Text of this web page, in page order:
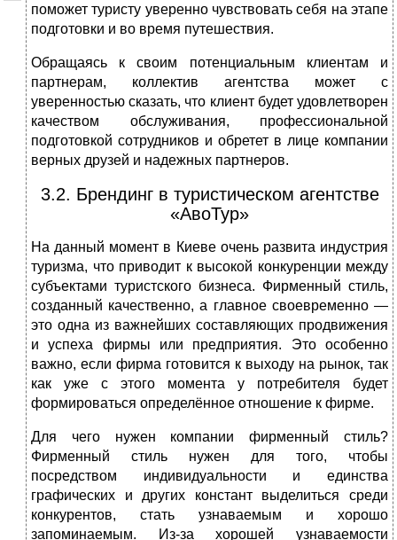
поможет туристу уверенно чувствовать себя на этапе
подготовки и во время путешествия.
Обращаясь к своим потенциальным клиентам и
партнерам, коллектив агентства может с
уверенностью сказать, что клиент будет удовлетворен
качеством обслуживания, профессиональной
подготовкой сотрудников и обретет в лице компании
верных друзей и надежных партнеров.
3.2. Брендинг в туристическом агентстве
«АвоТур»
На данный момент в Киеве очень развита индустрия
туризма, что приводит к высокой конкуренции между
субъектами туристского бизнеса. Фирменный стиль,
созданный качественно, а главное своевременно —
это одна из важнейших составляющих продвижения
и успеха фирмы или предприятия. Это особенно
важно, если фирма готовится к выходу на рынок, так
как уже с этого момента у потребителя будет
формироваться определённое отношение к фирме.
Для чего нужен компании фирменный стиль?
Фирменный стиль нужен для того, чтобы
посредством индивидуальности и единства
графических и других констант выделиться среди
конкурентов, стать узнаваемым и хорошо
запоминаемым. Из-за хорошей узнаваемости